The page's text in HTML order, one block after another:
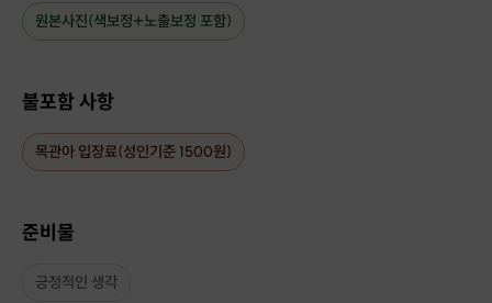
원본사진(색보정+노출보정 포함)
불포함 사항
목관아 입장료(성인기준 1500원)
준비물
긍정적인 생각